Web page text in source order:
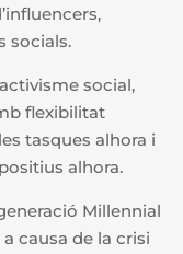
socials.
social,
flexibilitat
tasques alhora i
alhora.
Millennial
causa de la crisi